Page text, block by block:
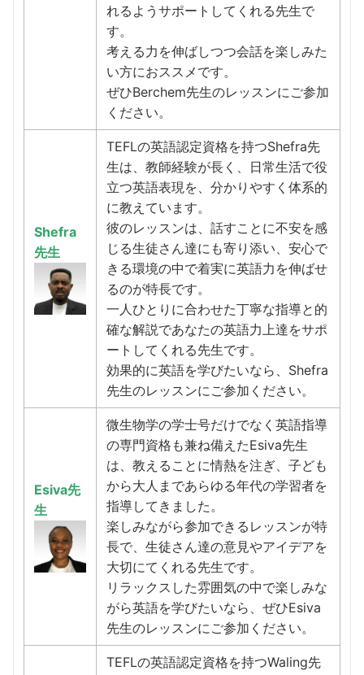
れるようサポートしてくれる先生で
す。
考える力を伸ばしつつ会話を楽しみた
い方におススメです。
ぜひBerchem先生のレッスンにご参加
ください。
Shefra
先生
TEFLの英語認定資格を持つShefra先
生は、教師経験が長く、日常生活で役
立つ英語表現を、分かりやすく体系的
に教えています。
彼のレッスンは、話すことに不安を感
じる生徒さん達にも寄り添い、安心で
きる環境の中で着実に英語力を伸ばせ
るのが特長です。
一人ひとりに合わせた丁寧な指導と的
確な解説であなたの英語力上達をサポ
ートしてくれる先生です。
効果的に英語を学びたいなら、Shefra
先生のレッスンにご参加ください。
Esiva先
生
微生物学の学士号だけでなく英語指導
の専門資格も兼ね備えたEsiva先生
は、教えることに情熱を注ぎ、子ども
から大人まであらゆる年代の学習者を
指導してきました。
楽しみながら参加できるレッスンが特
長で、生徒さん達の意見やアイデアを
大切にてくれる先生です。
リラックスした雰囲気の中で楽しみな
がら英語を学びたいなら、ぜひEsiva
先生のレッスンにご参加ください。
TEFLの英語認定資格を持つWaling先